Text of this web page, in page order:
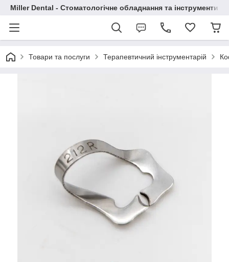
Miller Dental - Стоматологічне обладнання та інструменти
Товари та послуги Терапевтичний інструментарій